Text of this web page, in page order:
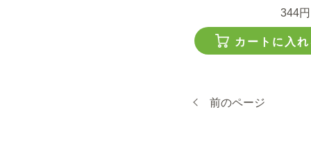
344円
カートに入
前のページ